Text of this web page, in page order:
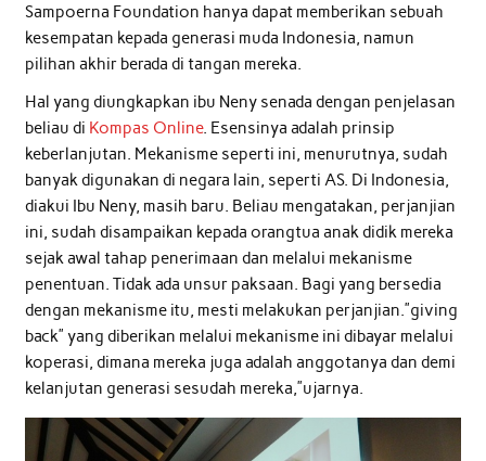
Sampoerna Foundation hanya dapat memberikan sebuah
kesempatan kepada generasi muda Indonesia, namun
pilihan akhir berada di tangan mereka.
Hal yang diungkapkan ibu Neny senada dengan penjelasan
beliau di Kompas Online. Esensinya adalah prinsip
keberlanjutan. Mekanisme seperti ini, menurutnya, sudah
banyak digunakan di negara lain, seperti AS. Di Indonesia,
diakui Ibu Neny, masih baru. Beliau mengatakan, perjanjian
ini, sudah disampaikan kepada orangtua anak didik mereka
sejak awal tahap penerimaan dan melalui mekanisme
penentuan. Tidak ada unsur paksaan. Bagi yang bersedia
dengan mekanisme itu, mesti melakukan perjanjian.”giving
back” yang diberikan melalui mekanisme ini dibayar melalui
koperasi, dimana mereka juga adalah anggotanya dan demi
kelanjutan generasi sesudah mereka,”ujarnya.